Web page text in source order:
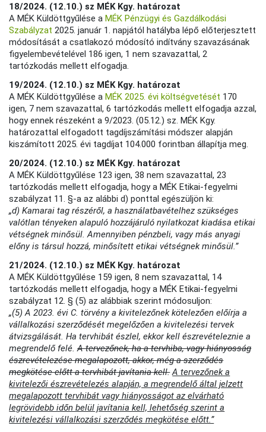
18/2024. (12.10.) sz MÉK Kgy. határozat
A MÉK Küldöttgyűlése aMÉK Pénzügyi és Gazdálkodási
Szabályzat 2025. január 1. napjától hatályba lépő előterjesztett
módosítását a csatlakozó módosító indítvány szavazásának
figyelembevételével 186 igen, 1 nem szavazattal, 2
tartózkodás mellett elfogadja.
19/2024. (12.10.) sz MÉK Kgy. határozat
A MÉK Küldöttgyűlése aMÉK 2025. évi költségvetését 170
igen, 7 nem szavazattal, 6 tartózkodás mellett elfogadja azzal,
hogy ennek részeként a 9/2023. (05.12.) sz. MÉK Kgy.
határozattal elfogadott tagdíjszámítási módszer alapján
kiszámított 2025. évi tagdíjat 104.000 forintban állapítja meg.
20/2024. (12.10.) sz MÉK Kgy. határozat
A MÉK Küldöttgyűlése 123 igen, 38 nem szavazattal, 23
tartózkodás mellett elfogadja, hogy a MÉK Etikai-fegyelmi
szabályzat 11. §-a az alábbi d) ponttal egészüljön ki:
„d) Kamarai tag részéről, a használatbavételhez szükséges
valótlan tényeken alapuló hozzájáruló nyilatkozat kiadása etikai
vétségnek minősül. Amennyiben pénzbeli, vagy más anyagi
előny is társul hozzá, minősített etikai vétségnek minősül.”
21/2024. (12.10.) sz MÉK Kgy. határozat
A MÉK Küldöttgyűlése 159 igen, 8 nem szavazattal, 14
tartózkodás mellett elfogadja, hogy a MÉK Etikai-fegyelmi
szabályzat 12. § (5) az alábbiak szerint módosuljon:
„(5) A 2023. évi C. törvény a kivitelezőnek kötelezően előírja a
vállalkozási szerződését megelőzően a kivitelezési tervek
átvizsgálását. Ha tervhibát észlel, ekkor kell észrevételeznie a
megrendelő felé.A tervezőnek, ha a tervhiba, vagy hiányosság
észrevételezése megalapozott, akkor, még a szerződés
megkötése előtt a tervhibát javítania kell. A tervezőnek a
kivitelezői észrevételezés alapján, a megrendelő által jelzett
megalapozott tervhibát vagy hiányosságot az elvárható
legrövidebb időn belül javítania kell, lehetőség szerint a
kivitelezési vállalkozási szerződés megkötése előtt.”